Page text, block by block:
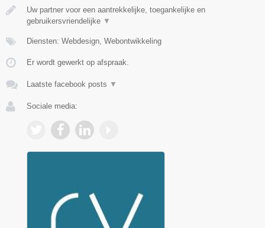
Uw partner voor een aantrekkelijke, toegankelijke en
gebruikersvriendelijke ▼
Diensten: Webdesign, Webontwikkeling
Er wordt gewerkt op afspraak.
Laatste facebook posts ▼
Sociale media: